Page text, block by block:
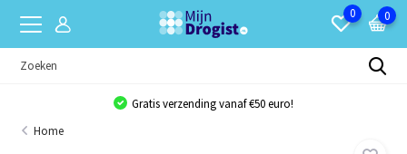
0 0
Gratis verzending vanaf €50 euro!
Home